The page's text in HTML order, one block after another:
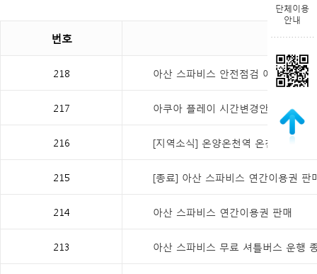
번호
218 아산 스파비스 안전점검 예정 안내
217 아쿠아 플레이 시간변경안내
216 [지역소식] 온양온천역 온천수 족욕
215 [종료] 아산 스파비스 연간이용권 판
214 아산 스파비스 연간이용권 판매
213 아산 스파비스 무료 셔틀버스 운행
단체이용
안내